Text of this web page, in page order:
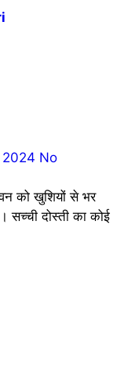
No
सच्ची दोस्ती का कोई